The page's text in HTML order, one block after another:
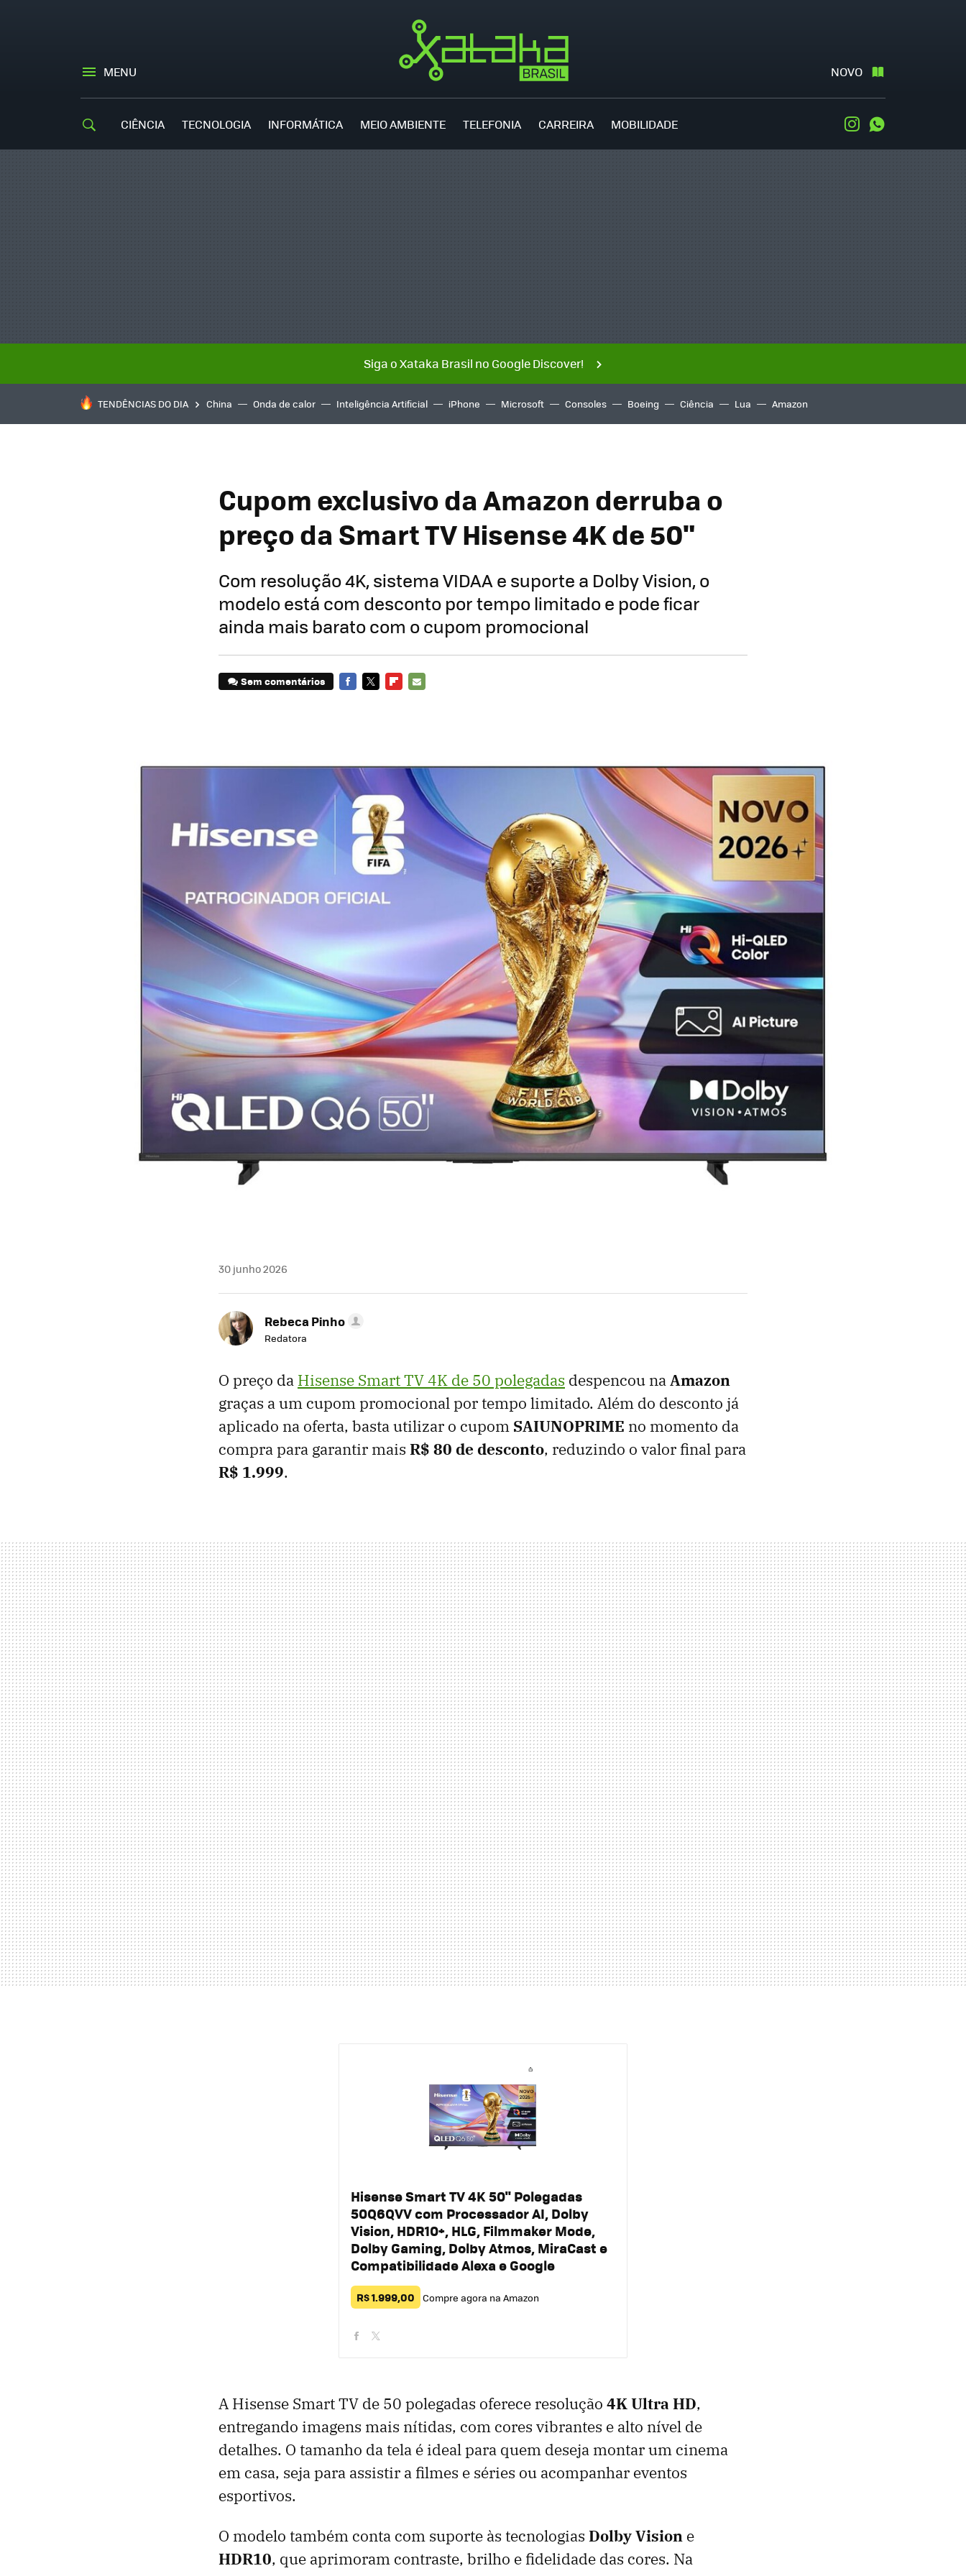
MENU NOVO
CIÊNCIA TECNOLOGIA INFORMÁTICA MEIO AMBIENTE TELEFONIA CARREIRA MOBILIDADE Instagram
Siga o Xataka Brasil no Google Discover!
TENDÊNCIAS DO DIA China Onda de calor Inteligência Artificial iPhone Microsoft Consoles Boeing Ciência Lua Amazon
Cupom exclusivo da Amazon derruba o
preço da Smart TV Hisense 4K de 50"
Com resolução 4K, sistema VIDAA e suporte a Dolby Vision, o
modelo está com desconto por tempo limitado e pode ficar
ainda mais barato com o cupom promocional
Sem comentários
30 junho 2026
Rebeca Pinho
Redatora
O preço da Hisense Smart TV 4K de 50 polegadas despencou naAmazon
graças a um cupom promocional por tempo limitado. Além do desconto já
aplicado na oferta, basta utilizar o cupom SAIUNOPRIME no momento da
compra para garantir mais R$ 80 de desconto, reduzindo o valor final para
R$ 1.999.
Hisense Smart TV 4K 50" Polegadas
50Q6QVV com Processador AI, Dolby
Vision, HDR10+, HLG, Filmmaker Mode,
Dolby Gaming, Dolby Atmos, MiraCast e
Compatibilidade Alexa e Google
R$ 1.999,00 Compre agora na Amazon
A Hisense Smart TV de 50 polegadas oferece resolução 4K Ultra HD,
entregando imagens mais nítidas, com cores vibrantes e alto nível de
detalhes. O tamanho da tela é ideal para quem deseja montar um cinema
em casa, seja para assistir a filmes e séries ou acompanhar eventos
esportivos.
O modelo também conta com suporte às tecnologias Dolby Vision e
HDR10, que aprimoram contraste, brilho e fidelidade das cores. Na